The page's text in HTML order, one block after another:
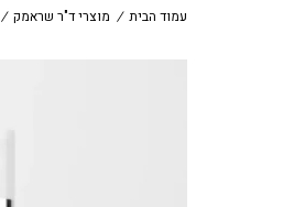
עמוד הבית / מוצרי ד"ר שראמק /